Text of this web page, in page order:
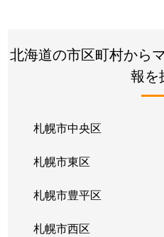
北２６条東
2,000万円
2,200万
北３３条東
北３４条東
北３４条東
北３４条東
北海道の市区町村から
報を
札幌市中央区
札幌市東区
札幌市豊平区
札幌市西区